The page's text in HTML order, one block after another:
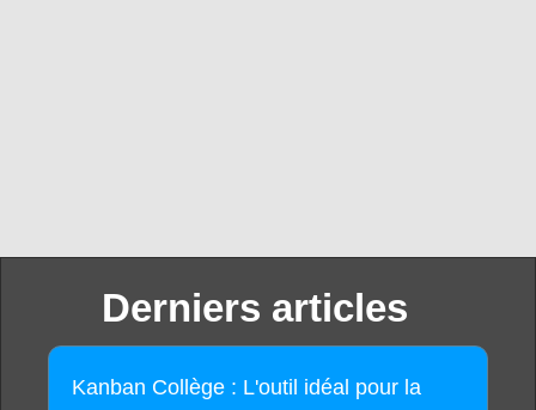
Derniers articles
Kanban Collège : L'outil idéal pour la